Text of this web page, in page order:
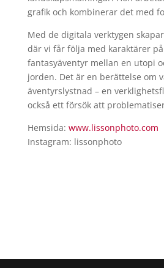
grafik och kombinerar det med
Med de digitala verktygen
där vi får följa med karaktärer
fantasyäventyr mellan en utopi
jorden. Det är en berättelse om
äventyrslystnad – en
också ett försök att
Hemsida: www.lissonphoto.com
Instagram: lissonphoto​